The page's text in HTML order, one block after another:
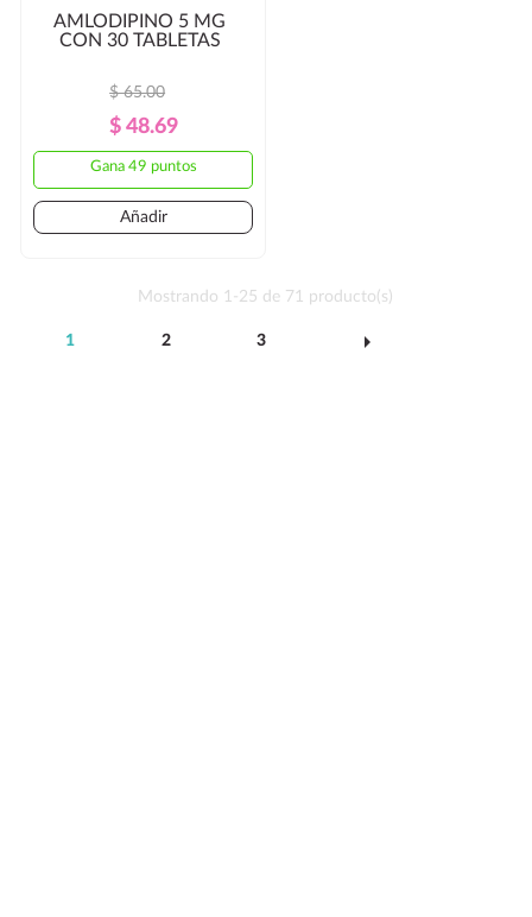
AMLODIPINO 5 MG
CON 30 TABLETAS
Precio
Regular
$ 65.00
Precio
$ 48.69
Gana 49 puntos
Añadir
Mostrando 1-25 de 71 producto(s)
1 2 3 arrow_right